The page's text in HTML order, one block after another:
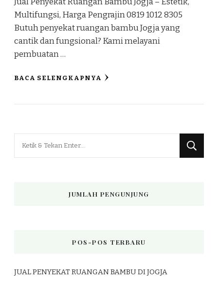
Multifungsi, Harga Pengrajin 0819 1012 8305
Butuh penyekat ruangan bambu Jogja yang
cantik dan fungsional? Kami melayani
pembuatan …
BACA SELENGKAPNYA
JUMLAH PENGUNJUNG
POS-POS TERBARU
JUAL PENYEKAT RUANGAN BAMBU DI JOGJA